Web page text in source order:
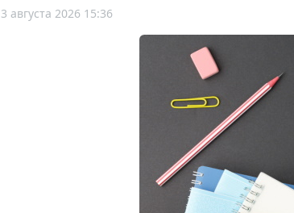
3 августа 2026 15:36